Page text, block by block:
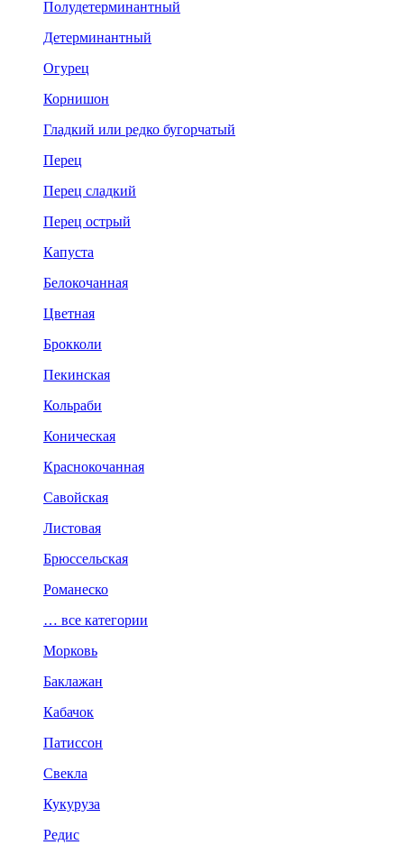
Полудетерминантный
Детерминантный
Огурец
Корнишон
Гладкий или редко бугорчатый
Перец
Перец сладкий
Перец острый
Капуста
Белокочанная
Цветная
Брокколи
Пекинская
Кольраби
Коническая
Краснокочанная
Савойская
Листовая
Брюссельская
Романеско
… все категории
Морковь
Баклажан
Кабачок
Патиссон
Свекла
Кукуруза
Редис